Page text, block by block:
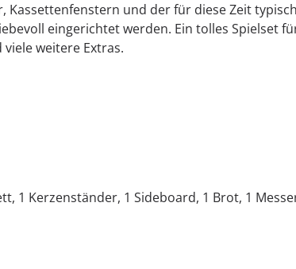
und der für diese Zeit
eingerichtet werden. Ein tolles Spielset
viele weitere Extras.
1 Kerzenständer, 1 Sideboard, 1 Brot, 1